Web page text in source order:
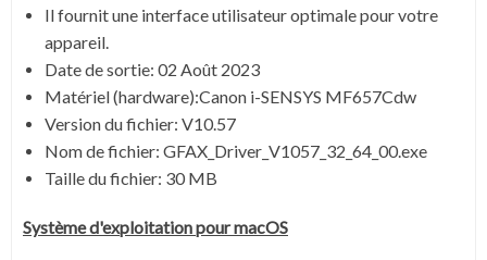
Il fournit une interface utilisateur optimale pour votre
appareil.
Date de sortie: 02 Août 2023
Matériel (hardware):Canon i-SENSYS MF657Cdw
Version du fichier: V10.57
Nom de fichier: GFAX_Driver_V1057_32_64_00.exe
Taille du fichier: 30 MB
Systèmed'exploitation pourmacOS